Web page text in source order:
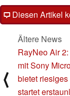
Diesen Artikel
⟨
Ältere News
RayNeo Air
mit Sony
bietet riesiges
startet